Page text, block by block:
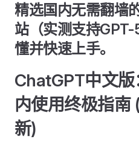
精选国内无需翻墙
站（实测支持
懂并快速上手。
ChatGPT中文
内使用终极指南
新)